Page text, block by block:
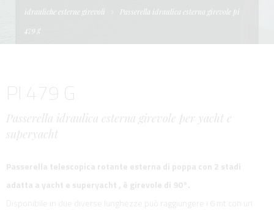
idrauliche esterne girevoli
Passerella idraulica esterna girevole pi
479 g
PI 479 G
Passerella idraulica esterna girevole per yacht e
superyacht
Passerella telescopica rotante esterna di poppa con 2 stadi
adatta a yacht e superyacht , è girevole di 90°.
Disponibile in due diverse lunghezze può raggiungere i 6 mt con un